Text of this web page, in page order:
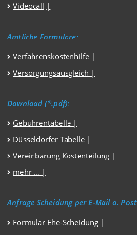
Videocall |
Amtliche Formulare:
Verfahrenskostenhilfe |
Versorgungsausgleich |
Download (*.pdf):
Gebührentabelle |
Düsseldorfer Tabelle |
Vereinbarung Kostenteilung |
mehr … |
Anfrage Scheidung per E-Mail o. Post
Formular Ehe-Scheidung |